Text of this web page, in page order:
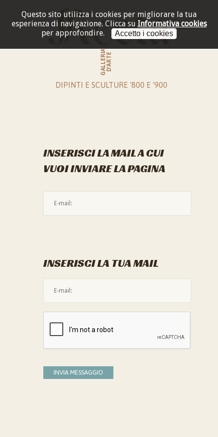
Questo sito utilizza i cookies per migliorare la tua
esperienza di navigazione. Clicca su Informativa cookies
per approfondire.
Accetto i cookies
GALLERIAD'ARTE
DIPINTI E SCULTURE '800 E '900
INSERISCI LA MAIL A CUI
VUOI INVIARE LA PAGINA
INSERISCI LA TUA MAIL
INVIA MESSAGGIO